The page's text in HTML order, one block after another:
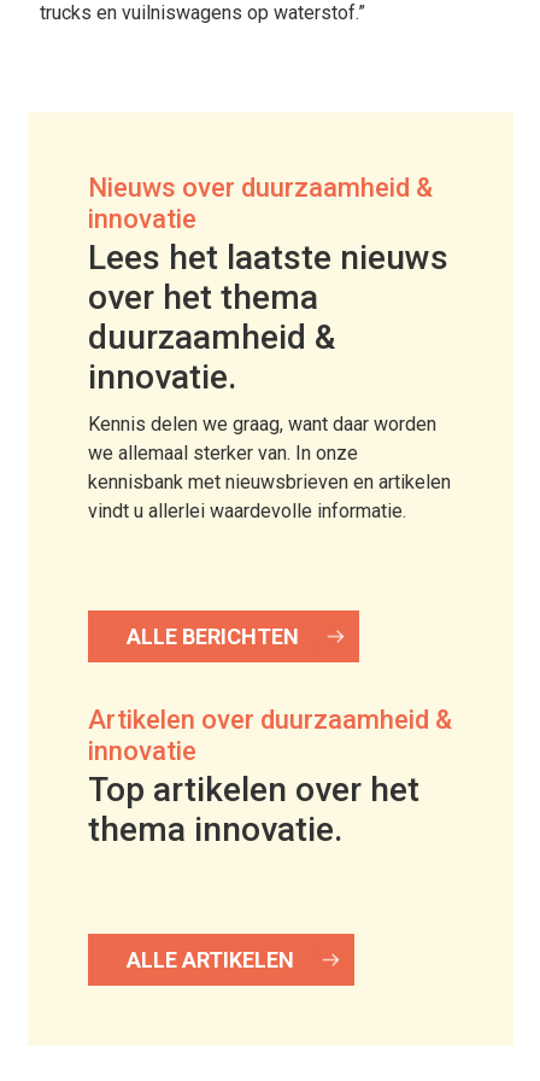
trucks en vuilniswagens op waterstof.”
Nieuws over duurzaamheid &
innovatie
Lees het laatste nieuws
over het thema
duurzaamheid &
innovatie.
Kennis delen we graag, want daar worden
we allemaal sterker van. In onze
kennisbank met nieuwsbrieven en artikelen
vindt u allerlei waardevolle informatie.
ALLE BERICHTEN
Artikelen over duurzaamheid &
innovatie
Top artikelen over het
thema innovatie.
ALLE ARTIKELEN